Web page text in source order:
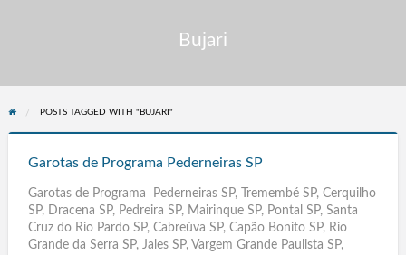
Bujari
POSTS TAGGED WITH "BUJARI"
Pederneiras
Garotas de Programa Pederneiras SP
Garotas de Programa Pederneiras SP, Tremembé SP, Cerquilho
SP, Dracena SP, Pedreira SP, Mairinque SP, Pontal SP, Santa
Cruz do Rio Pardo SP, Cabreúva SP, Capão Bonito SP, Rio
Grande da Serra SP, Jales SP, Vargem Grande Paulista SP,